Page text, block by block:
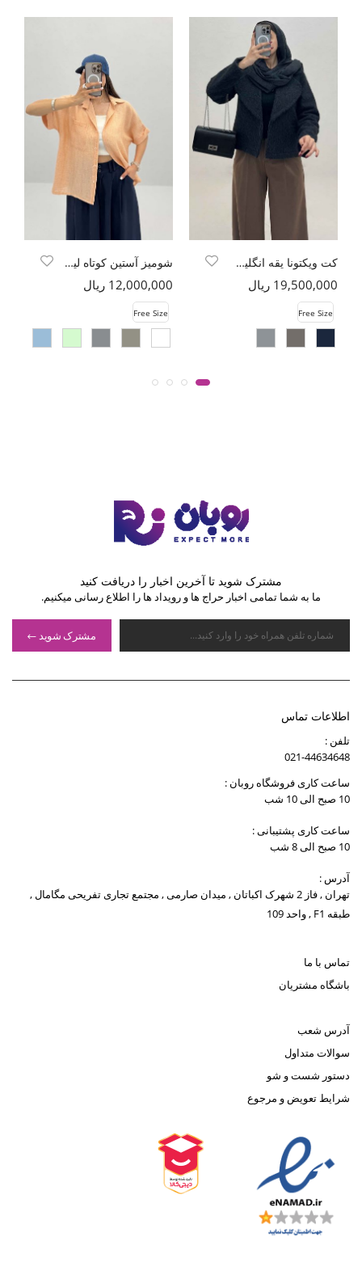
کت ویکتونا یقه انگلیسی
19,500,000 ریال
Free Size
شومیز آستین کوتاه لینن اسلپ
12,000,000 ریال
Free Size
مشترک شوید تا آخرین اخبار را دریافت کنید
ما به شما تمامی اخبار حراج ها و رویداد ها را اطلاع رسانی میکنیم.
مشترک شوید
اطلاعات تماس
تلفن :
021-44634648
ساعت کاری فروشگاه روبان :
10 صبح الی 10 شب
ساعت کاری پشتیبانی :
10 صبح الی 8 شب
آدرس :
تهران , فاز 2 شهرک اکباتان , میدان صارمی , مجتمع تجاری تفریحی مگامال ,
طبقه F1 , واحد 109
تماس با ما
باشگاه مشتریان
آدرس شعب
سوالات متداول
دستور شست و شو
شرایط تعویض و مرجوع